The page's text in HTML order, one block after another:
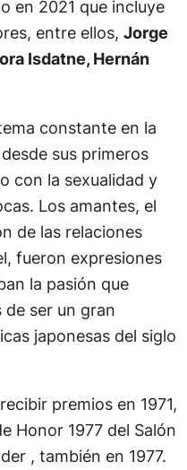
en 2021 que incluye
entre ellos, Jorge
Isdatne, Hernán
constante en la
sus primeros
con la sexualidad y
Los amantes, el
de las relaciones
fueron expresiones
la pasión que
de ser un gran
japonesas del siglo
premios en 1971,
Honor 1977 del Salón
, también en 1977.